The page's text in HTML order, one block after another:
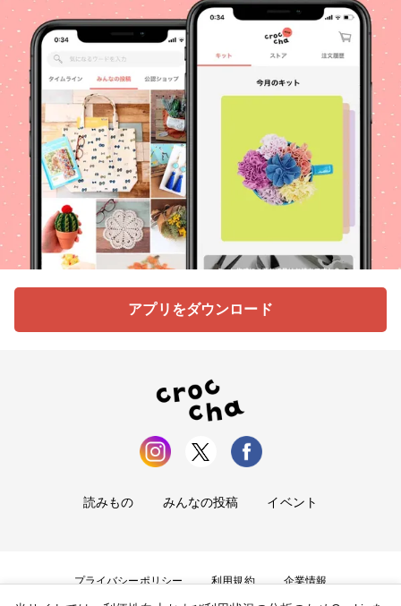
アプリをダウンロード
読みもの みんなの投稿 イベント
プライバシーポリシー 利用規約 企業情報